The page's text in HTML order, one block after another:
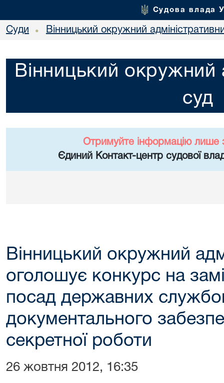
Судова влада
Суди • Вінницький окружний
Вінницький окружний
суд
Отримуйте інформацію лише
Єдиний Контакт-центр судової
Вінницький окружний
оголошує конкурс на
посад державних
документального
секретної роботи
26 жовтня 2012, 16:35